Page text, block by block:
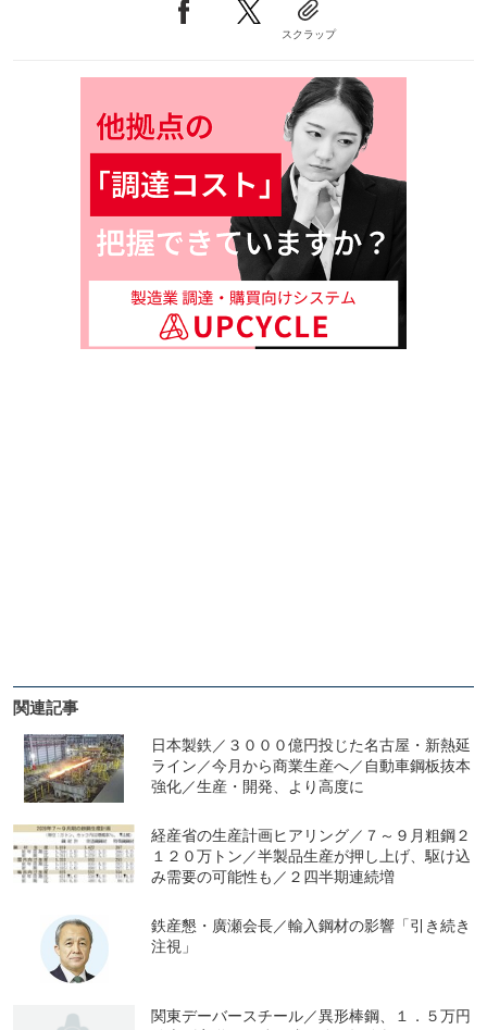
スクラップ
関連記事
日本製鉄／３０００億円投じた名古屋・新熱延
ライン／今月から商業生産へ／自動車鋼板抜本
強化／生産・開発、より高度に
経産省の生産計画ヒアリング／７～９月粗鋼２
１２０万トン／半製品生産が押し上げ、駆け込
み需要の可能性も／２四半期連続増
鉄産懇・廣瀬会長／輸入鋼材の影響「引き続き
注視」
関東デーバースチール／異形棒鋼、１．５万円